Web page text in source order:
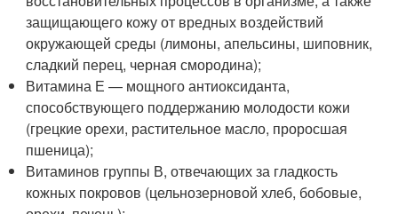
защищающего кожу от вредных воздействий
окружающей среды (лимоны, апельсины, шиповник,
сладкий перец, черная смородина);
Витамина Е — мощного антиоксиданта,
способствующего поддержанию молодости кожи
(грецкие орехи, растительное масло, проросшая
пшеница);
Витаминов группы В, отвечающих за гладкость
кожных покровов (цельнозерновой хлеб, бобовые,